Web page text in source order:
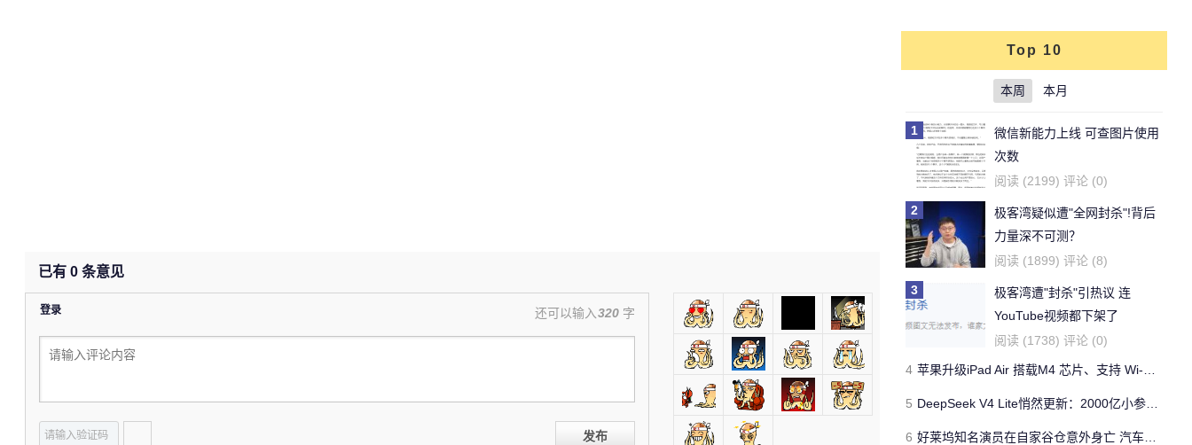
已有 0 条意见
登录 还可以输入320 字
发布
Top 10
本周 本月
1
微信新能力上线 可查图片使用
次数
阅读 (2199) 评论 (0)
2
极客湾疑似遭"全网封杀"!背后
力量深不可测？
阅读 (1899) 评论 (8)
3
极客湾遭"封杀"引热议 连
YouTube视频都下架了
阅读 (1738) 评论 (0)
4 苹果升级iPad Air 搭载M4 芯片、支持 Wi‑Fi 7 售价不变
5 DeepSeek V4 Lite悄然更新：2000亿小参数性能逼近美国顶流
6 好莱坞知名演员在自家谷仓意外身亡 汽车搭电时突然自燃